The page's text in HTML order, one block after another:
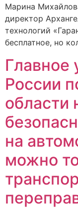
Марина
директор
технологий
бесплатное, но
России
области
на
можно